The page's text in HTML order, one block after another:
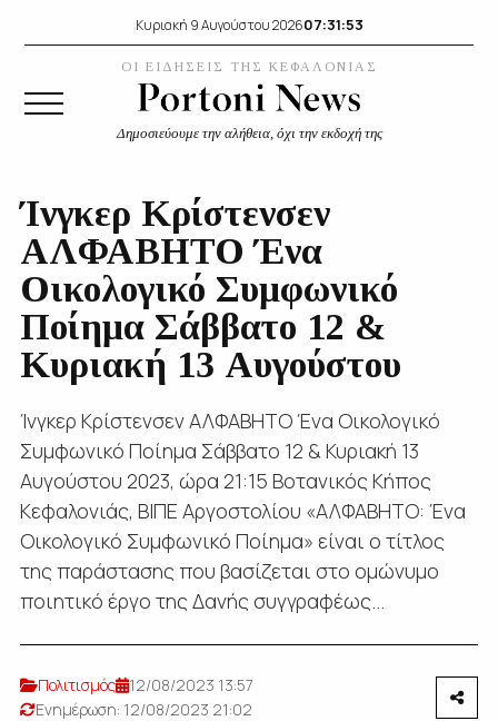
Κυριακή 9 Αυγούστου 202607:31:54
ΟΙ ΕΙΔΗΣΕΙΣ ΤΗΣ ΚΕΦΑΛΟΝΙΑΣ
Δημοσιεύουμε την αλήθεια, όχι την εκδοχή της
Ίνγκερ Κρίστενσεν
ΑΛΦΑΒΗΤΟ Ένα
Οικολογικό Συμφωνικό
Ποίημα Σάββατο 12 &
Κυριακή 13 Αυγούστου
Ίνγκερ Κρίστενσεν ΑΛΦΑΒΗΤΟ Ένα Οικολογικό
Συμφωνικό Ποίημα Σάββατο 12 & Κυριακή 13
Αυγούστου 2023, ώρα 21:15 Βοτανικός Κήπος
Κεφαλονιάς, ΒΙΠΕ Αργοστολίου «ΑΛΦΑΒΗΤΟ: Ένα
Οικολογικό Συμφωνικό Ποίημα» είναι ο τίτλος
της παράστασης που βασίζεται στο ομώνυμο
ποιητικό έργο της Δανής συγγραφέως...
Πολιτισμός
12/08/2023 13:57
Ενημέρωση: 12/08/2023 21:02